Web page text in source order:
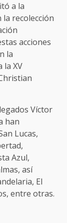
a la
recolección
acciones
la
la XV
Víctor
han
Lucas,
Azul,
así
El
entre otras.